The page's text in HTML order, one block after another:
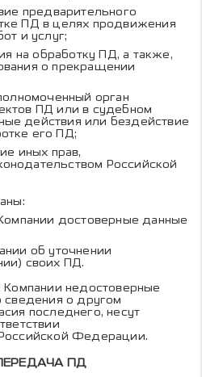
предварительного
ПД в целях продвижения
и услуг;
на обработку ПД, а также,
о прекращении
орган
ПД или в судебном
действия или бездействие
его ПД;
иных прав,
Российской
достоверные данные
об уточнении
своих ПД.
недостоверные
сведения о другом
последнего, несут
Федерации.
ПД